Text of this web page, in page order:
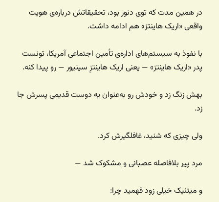
در همین مدت که توی دنور بود، تحقیقاتش درباره‌ی هویت
واقعی «اریک هاینتز» هم ادامه داشت.
با نفوذ به سیستم‌های اداره‌ی تأمین اجتماعی آمریکا، تونست
پدر «اریک هاینتز» — یعنی اریک هاینتزِ سینیور — رو پیدا کنه.
بهش زنگ زد و خودش رو به‌عنوان یه دوست قدیمی پسرش جا
زد.
ولی چیزی که شنید، غافلگیرش کرد.
مرد پیر بلافاصله عصبانی و مشکوک شد —
و میتنیک خیلی زود فهمید چرا: